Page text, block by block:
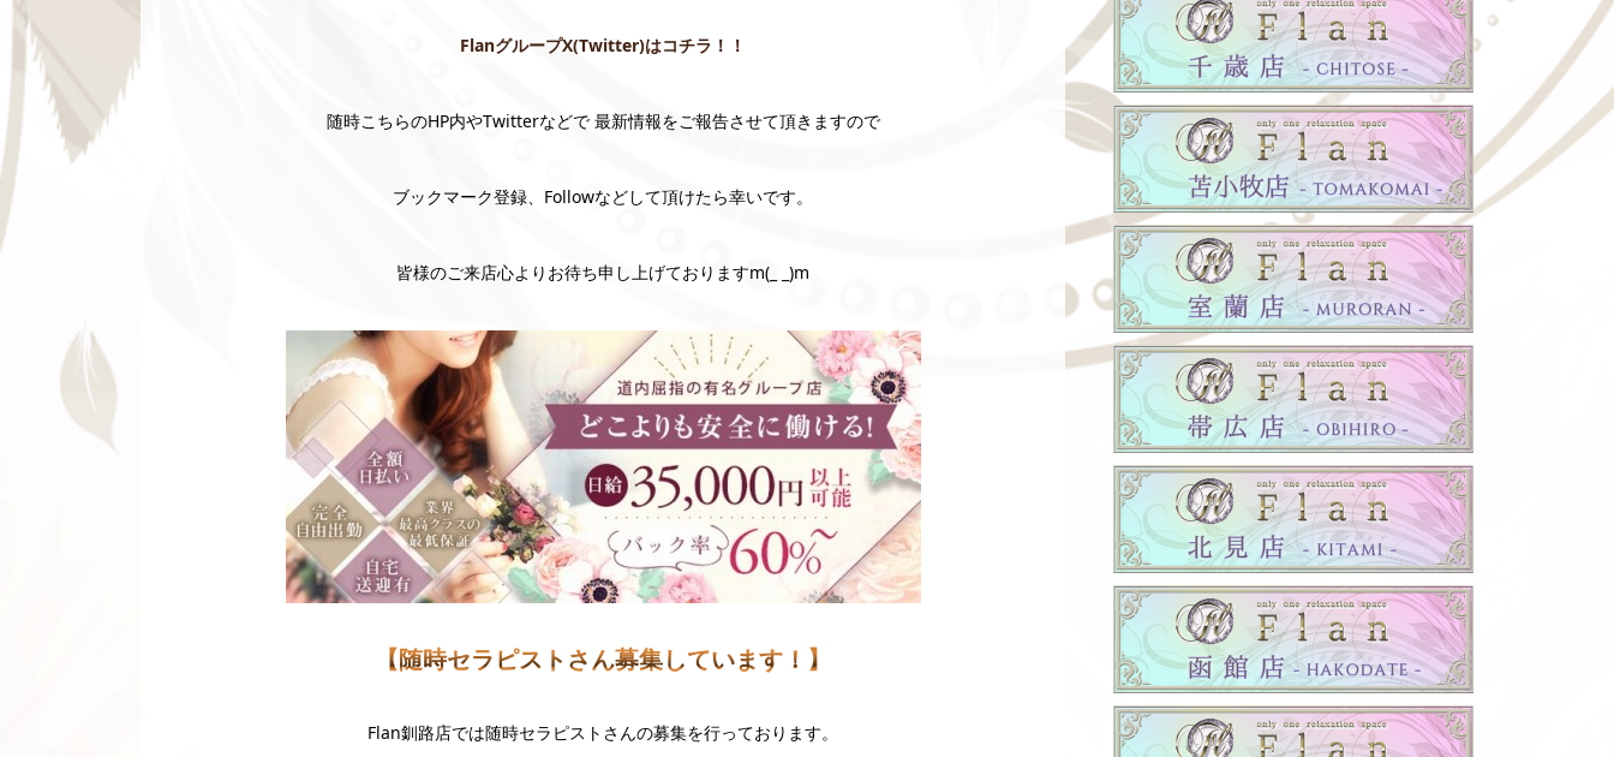
FlanグループX(Twitter)はコチラ！！
随時こちらのHP内やTwitterなどで 最新情報をご報告させて頂きますので
ブックマーク登録、Followなどして頂けたら幸いです。
皆様のご来店心よりお待ち申し上げておりますm(_ _)m
【随時セラピストさん募集しています！】
Flan釧路店では随時セラピストさんの募集を行っております。